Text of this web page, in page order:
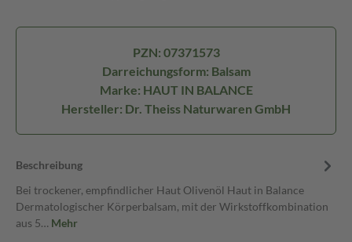
PZN: 07371573
Darreichungsform: Balsam
Marke: HAUT IN BALANCE
Hersteller: Dr. Theiss Naturwaren GmbH
Beschreibung
Bei trockener, empfindlicher Haut Olivenöl Haut in Balance
Dermatologischer Körperbalsam, mit der Wirkstoffkombination
aus 5… Mehr